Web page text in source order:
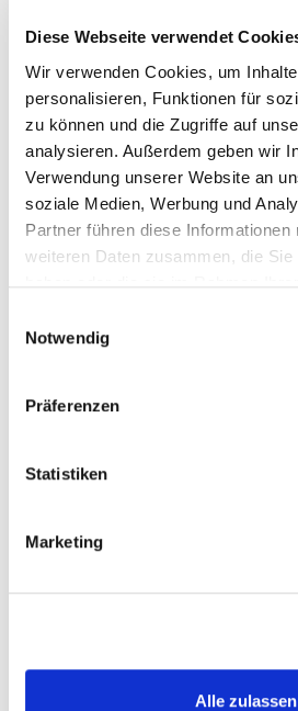
Diese Webseite verwendet
Wir verwenden Cookies, um
personalisieren, Funktionen für
zu können und die Zugriffe auf
analysieren. Außerdem geben wir
Verwendung unserer Website an
soziale Medien, Werbung und
Partner führen diese
weiteren Daten zusammen, die Sie
Notwendig
Präferenzen
Statistiken
Marketing
Alle zulassen
Zubehör
€ 4,95
Gewicht: 0.154 kg